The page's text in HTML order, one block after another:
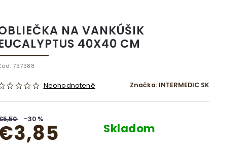
NA VANKÚŠIK
40X40 CM
737388
Neohodnotené Značka: INTERMEDIC SK
–30 %
Skladom